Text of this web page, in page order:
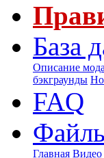
База
Описание
бэкграунды
FAQ
Главная Видео